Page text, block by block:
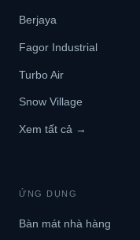
Berjaya
Fagor Industrial
Turbo Air
Snow Village
Xem tất cả →
ỨNG DỤNG
Bàn mát nhà hàng